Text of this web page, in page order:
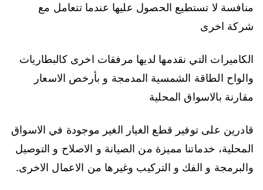
منافسة لا تستطيع الحصول عليها عندما تتعامل مع
شركة اخرى
الكاميرات التي نقدمها لديها مرفقات اخرى كالبطاريات
والواح الطاقة الشمسية المدمجة و بأرخص الاسعار
مقارنة بالاسواق المحلية
قادرين على توفير قطع الغيار الغير موجودة في الاسواق
المحلية، خدماتنا مميزة من الصيانة و الاصلاح و التوصيل
والبرمجة و الفك و التركيب وغيرها من الاعمال الاخرى.